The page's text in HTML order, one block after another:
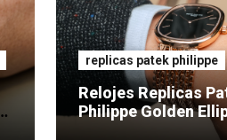
replicas patek philippe
Relojes Replicas
Philippe Golden